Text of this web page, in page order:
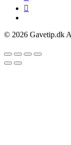
© 2026 Gavetip.dk